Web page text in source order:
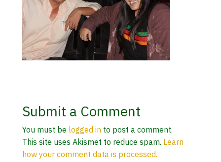
Submit a Comment
You must be logged into post a comment.
This site uses Akismet to reduce spam. Learn
how your comment data is processed.